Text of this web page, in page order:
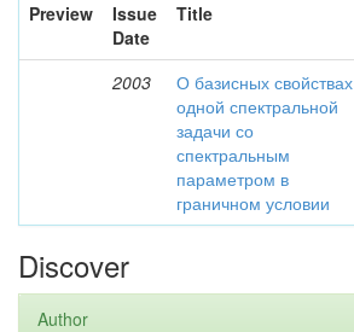
Preview
Issue
Date
Title
2003
О базисных свойствах
одной спектральной
задачи со
спектральным
параметром в
граничном условии
Discover
Author